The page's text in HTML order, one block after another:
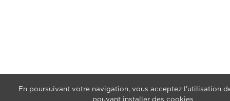
En poursuivant votre navigation, vous acceptez l'utilisation
pouvant installer des cookies